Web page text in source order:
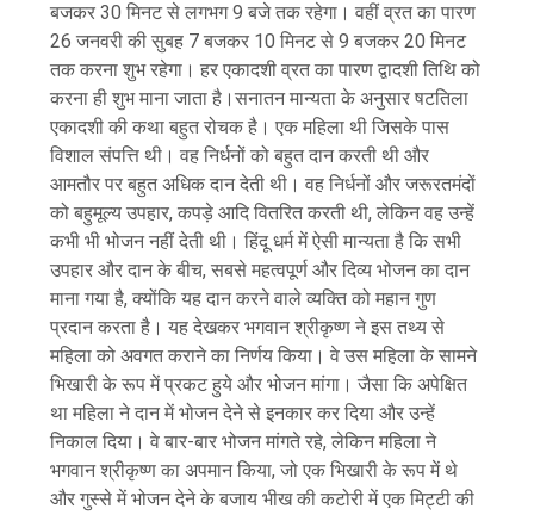
बजकर 30 मिनट से लगभग 9 बजे तक रहेगा। वहीं व्रत का पारण
26 जनवरी की सुबह 7 बजकर 10 मिनट से 9 बजकर 20 मिनट
तक करना शुभ रहेगा। हर एकादशी व्रत का पारण द्वादशी तिथि को
करना ही शुभ माना जाता है।सनातन मान्यता के अनुसार षटतिला
एकादशी की कथा बहुत रोचक है। एक महिला थी जिसके पास
विशाल संपत्ति थी। वह निर्धनों को बहुत दान करती थी और
आमतौर पर बहुत अधिक दान देती थी। वह निर्धनों और जरूरतमंदों
को बहुमूल्य उपहार, कपड़े आदि वितरित करती थी, लेकिन वह उन्हें
कभी भी भोजन नहीं देती थी। हिंदू धर्म में ऐसी मान्यता है कि सभी
उपहार और दान के बीच, सबसे महत्वपूर्ण और दिव्य भोजन का दान
माना गया है, क्योंकि यह दान करने वाले व्यक्ति को महान गुण
प्रदान करता है। यह देखकर भगवान श्रीकृष्ण ने इस तथ्य से
महिला को अवगत कराने का निर्णय किया। वे उस महिला के सामने
भिखारी के रूप में प्रकट हुये और भोजन मांगा। जैसा कि अपेक्षित
था महिला ने दान में भोजन देने से इनकार कर दिया और उन्हें
निकाल दिया। वे बार-बार भोजन मांगते रहे, लेकिन महिला ने
भगवान श्रीकृष्ण का अपमान किया, जो एक भिखारी के रूप में थे
और गुस्से में भोजन देने के बजाय भीख की कटोरी में एक मिट्टी की